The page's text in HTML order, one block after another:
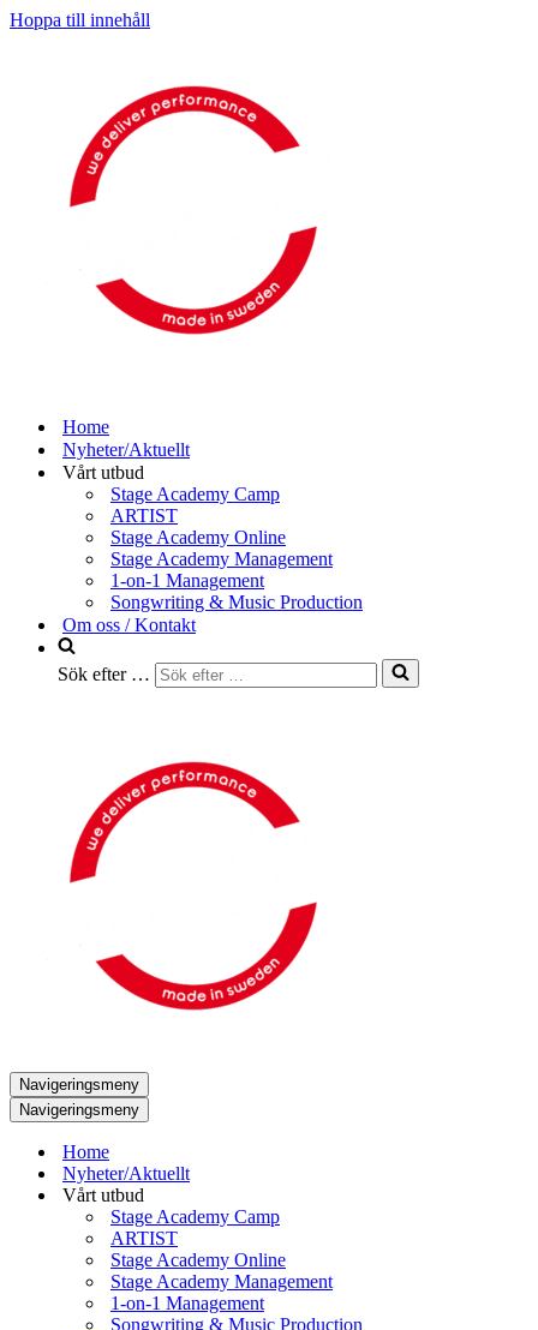
Hoppa till innehåll
Home
Nyheter/Aktuellt
Vårt utbud
Stage Academy Camp
ARTIST
Stage Academy Online
Stage Academy Management
1-on-1 Management
Songwriting & Music Production
Om oss / Kontakt
Sök efter …
Navigeringsmeny
Navigeringsmeny
Home
Nyheter/Aktuellt
Vårt utbud
Stage Academy Camp
ARTIST
Stage Academy Online
Stage Academy Management
1-on-1 Management
Songwriting & Music Production